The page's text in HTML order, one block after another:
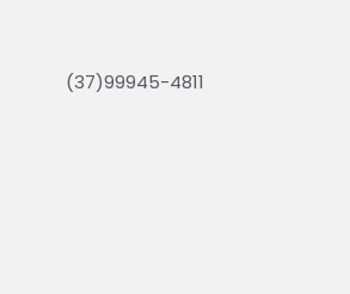
(37)99945-4811